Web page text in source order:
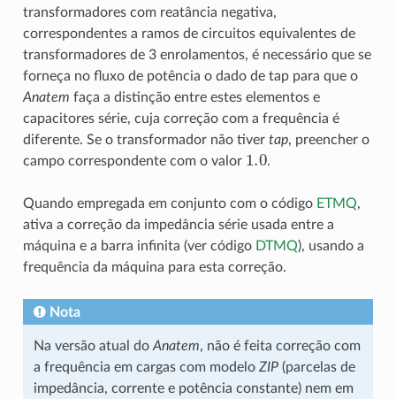
transformadores com reatância negativa,
correspondentes a ramos de circuitos equivalentes de
transformadores de 3 enrolamentos, é necessário que se
forneça no fluxo de potência o dado de tap para que o
Anatem faça a distinção entre estes elementos e
capacitores série, cuja correção com a frequência é
diferente. Se o transformador não tiver tap, preencher o
campo correspondente com o valor 1.0.
Quando empregada em conjunto com o código ETMQ,
ativa a correção da impedância série usada entre a
máquina e a barra infinita (ver código DTMQ), usando a
frequência da máquina para esta correção.
Nota
Na versão atual doAnatem, não é feita correção com
a frequência em cargas com modelo ZIP(parcelas de
impedância, corrente e potência constante) nem em